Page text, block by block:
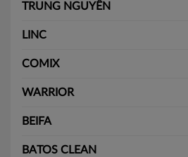
TRUNG NGUYÊN
LINC
COMIX
WARRIOR
BEIFA
BATOS CLEAN